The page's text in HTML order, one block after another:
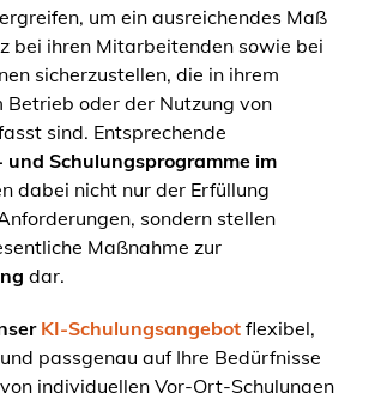
um ein ausreichendes Maß
bei ihren Mitarbeitenden sowie bei
sicherzustellen, die in ihrem
oder der Nutzung von
sind. Entsprechende
Schulungsprogramme im
dabei nicht nur der Erfüllung
sondern stellen
Maßnahme zur
dar.
KI‑Schulungsangebot flexibel,
passgenau auf Ihre Bedürfnisse
individuellen Vor‑Ort‑Schulungen